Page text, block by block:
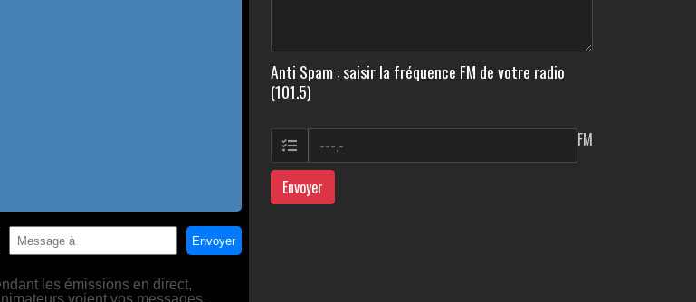
Anti Spam : saisir la fréquence FM de votre radio
(101.5)
FM
Envoyer